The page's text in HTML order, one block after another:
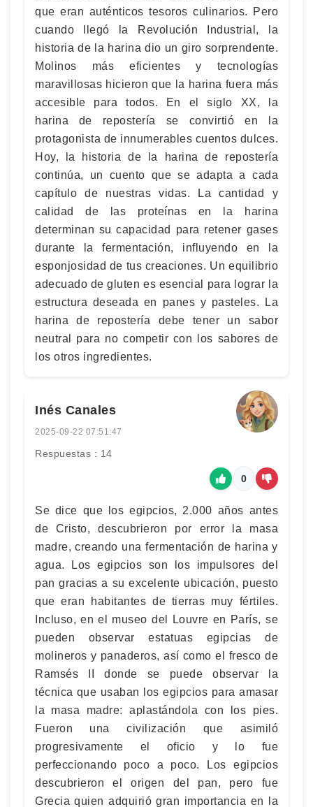
que eran auténticos tesoros culinarios. Pero
cuando llegó la Revolución Industrial, la
historia de la harina dio un giro sorprendente.
Molinos más eficientes y tecnologías
maravillosas hicieron que la harina fuera más
accesible para todos. En el siglo XX, la
harina de repostería se convirtió en la
protagonista de innumerables cuentos dulces.
Hoy, la historia de la harina de repostería
continúa, un cuento que se adapta a cada
capítulo de nuestras vidas. La cantidad y
calidad de las proteínas en la harina
determinan su capacidad para retener gases
durante la fermentación, influyendo en la
esponjosidad de tus creaciones. Un equilibrio
adecuado de gluten es esencial para lograr la
estructura deseada en panes y pasteles. La
harina de repostería debe tener un sabor
neutral para no competir con los sabores de
los otros ingredientes.
Inés Canales
2025-09-22 07:51:47
Respuestas : 14
0
Se dice que los egipcios, 2.000 años antes
de Cristo, descubrieron por error la masa
madre, creando una fermentación de harina y
agua. Los egipcios son los impulsores del
pan gracias a su excelente ubicación, puesto
que eran habitantes de tierras muy fértiles.
Incluso, en el museo del Louvre en París, se
pueden observar estatuas egipcias de
molineros y panaderos, así como el fresco de
Ramsés II donde se puede observar la
técnica que usaban los egipcios para amasar
la masa madre: aplastándola con los pies.
Fueron una civilización que asimiló
progresivamente el oficio y lo fue
perfeccionando poco a poco. Los egipcios
descubrieron el origen del pan, pero fue
Grecia quien adquirió gran importancia en la